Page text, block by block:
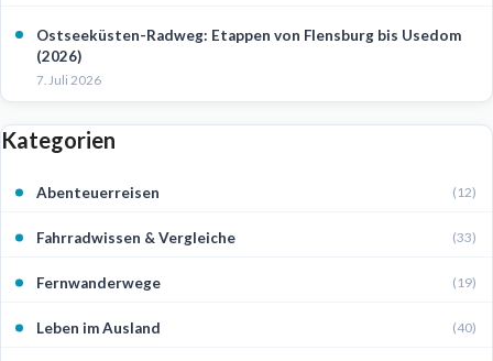
Ostseeküsten-Radweg: Etappen von Flensburg bis Usedom
(2026)
7. Juli 2026
Kategorien
Abenteuerreisen (12)
Fahrradwissen & Vergleiche (33)
Fernwanderwege (19)
Leben im Ausland (40)